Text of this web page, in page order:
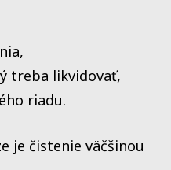
treba likvidovať,
riadu.
je čistenie väčšinou